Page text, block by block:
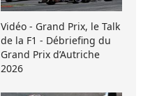
Vidéo - Grand Prix, le Talk
de la F1 - Débriefing du
Grand Prix d’Autriche
2026